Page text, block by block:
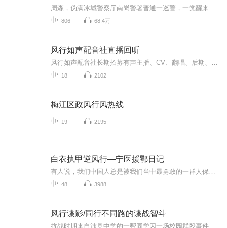
806 68.4万
风行如声配音社直播回听
18 2102
梅江区政风行风热线
19 2195
白衣执甲逆风行—宁医援鄂日记
48 3988
风行谍影/同行不同路的谍战智斗